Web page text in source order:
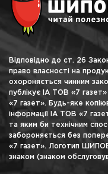
Відповідно до ст. 26
право власності на
охороняється чинним
публікує ІА ТОВ «7
«7 газет». Будь-яке
інформації ІА ТОВ «7
та яким би технічним
забороняється без
«7 газет». Логотип
знаком (знаком